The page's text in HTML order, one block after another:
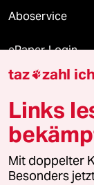
Aboservice
ePaper Login
Downloads für
© 2026 taz
Alle Rechte
wenden Sie sich bitte
taz zahl ich
Links
Mit doppelter
Besonders